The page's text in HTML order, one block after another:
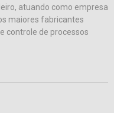
atuando como empresa
maiores fabricantes
controle de processos